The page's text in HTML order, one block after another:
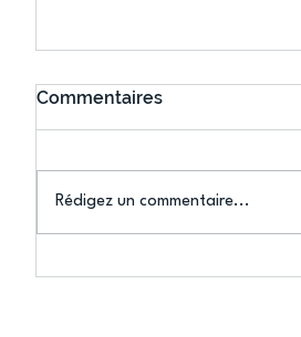
Ping ? Quand le tennis de
Commentaires
Rédigez un commentaire...